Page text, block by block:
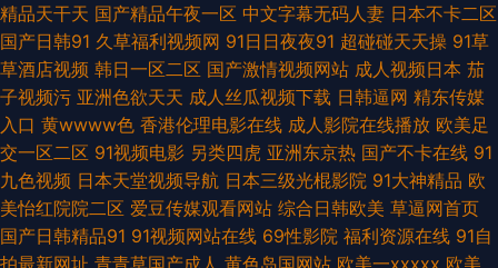
线一卡二卡 18视频导航 欧美Aⅴ手机在线 成人性交影院 国产又大又色 欧美日
韩性爱网站 黄色色情软件 另类视频在线 熐屄成人在线 综合色欲 日韩欲欲网
久久国产理论视频 国产肏屄片 91备用地址发布页 人人草人人干 人人艹肏
wwwwww91cn 日本黄免费 综合色网 91午夜好看得电影网 人妖网地 97中
文免费观看 97色色最新 人人操人人自拍 国产精品狼友社 超碰国产成人人人
精品天干天 国产精品午夜一区 中文字幕无码人妻 日本不卡二区
国产日韩91 久草福利视频网 91日日夜夜91 超碰碰天天操 91草
草酒店视频 韩日一区二区 国产激情视频网站 成人视频日本 茄
子视频污 亚洲色欲天天 成人丝瓜视频下载 日韩逼网 精东传媒
入口 黄wwww色 香港伦理电影在线 成人影院在线播放 欧美足
交一区二区 91视频电影 另类四虎 亚洲东京热 国产不卡在线 91
九色视频 日本天堂视频导航 日本三级光棍影院 91大神精品 欧
美怡红院院二区 爱豆传媒观看网站 综合日韩欧美 草逼网首页
国产日韩精品91 91视频网站在线 69性影院 福利资源在线 91自